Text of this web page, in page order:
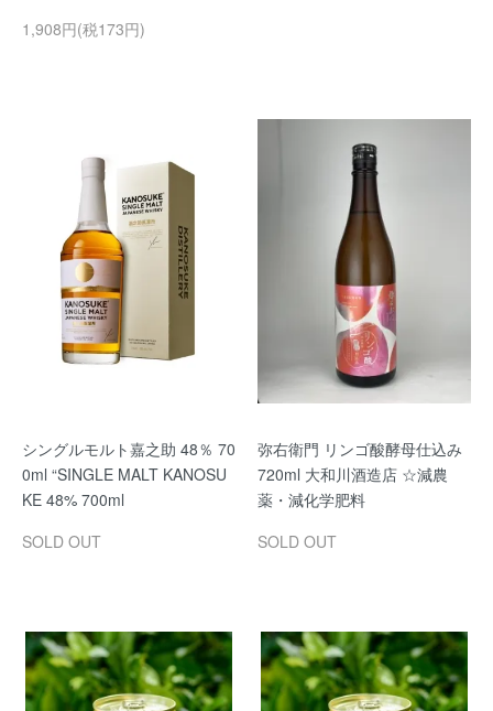
1,908円(税173円)
シングルモルト嘉之助 48％ 70
0ml “SINGLE MALT KANOSU
KE 48% 700ml
SOLD OUT
弥右衛門 リンゴ酸酵母仕込み
720ml 大和川酒造店 ☆減農
薬・減化学肥料
SOLD OUT